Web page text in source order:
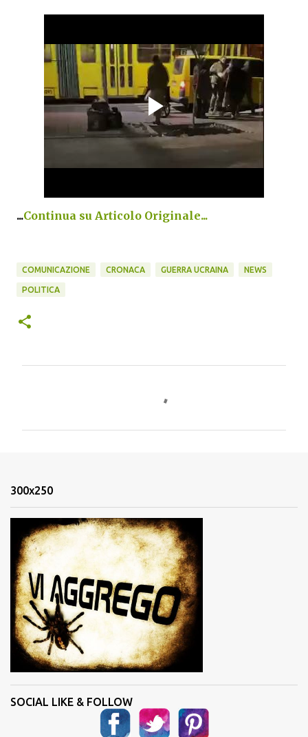
...Continua su Articolo Originale...
COMUNICAZIONE CRONACA GUERRA UCRAINA NEWS
POLITICA
n
i
300x250
SOCIAL LIKE & FOLLOW